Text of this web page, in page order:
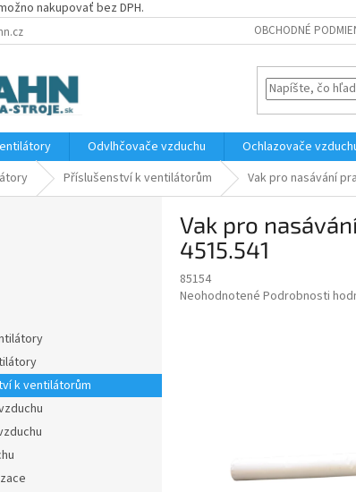
nakupovať bez DPH.
OBCHODNÉ
Odvlhčovače vzduchu Ochlazovače
Příslušenství k ventilátorům Vak pro nasávání
k ventilátorům
Vak pro
4515.541
85154
Priemerné
Neohodnotené Podrobnosti